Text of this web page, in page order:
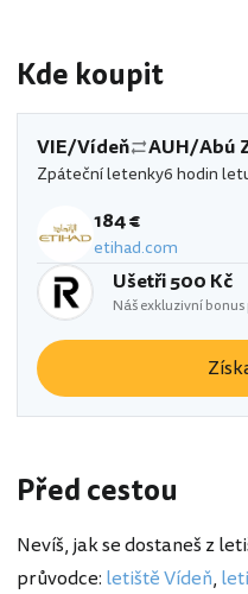
Kde koupit
VIE/Vídeň AUH/Abú
Zpáteční letenky6 hodin
184 €
etihad.com
Ušetři 500 Kč
Náš exkluzivní
Před cestou
Nevíš, jak se dostaneš z
průvodce: letiště Vídeň,